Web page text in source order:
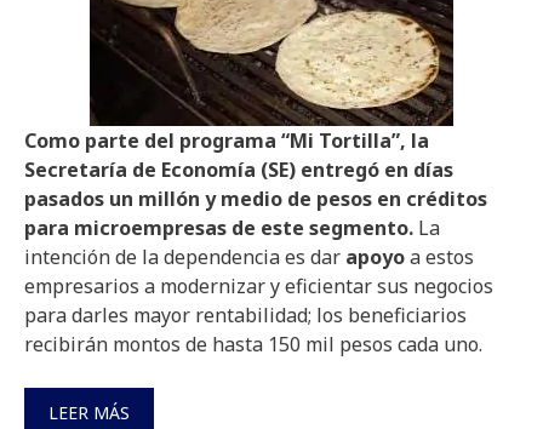
Como parte del programa “Mi Tortilla”, la
Secretaría de Economía (SE) entregó en días
pasados un millón y medio de pesos en créditos
para microempresas de este segmento. La
intención de la dependencia es dar apoyoa estos
empresarios a modernizar y eficientar sus negocios
para darles mayor rentabilidad; los beneficiarios
recibirán montos de hasta 150 mil pesos cada uno.
LEER MÁS